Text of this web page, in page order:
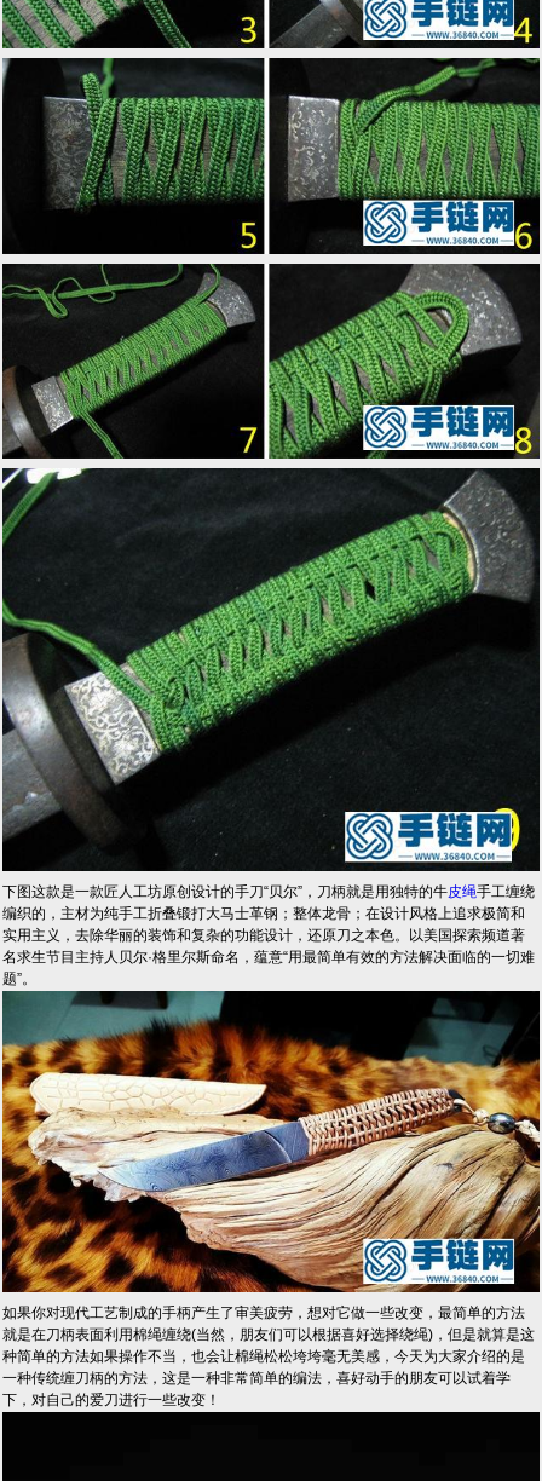
下图这款是一款匠人工坊原创设计的手刀“贝尔”，刀柄就是用独特的牛皮绳手工缠绕
编织的，主材为纯手工折叠锻打大马士革钢；整体龙骨；在设计风格上追求极简和
实用主义，去除华丽的装饰和复杂的功能设计，还原刀之本色。以美国探索频道著
名求生节目主持人贝尔·格里尔斯命名，蕴意“用最简单有效的方法解决面临的一切难
题”。
如果你对现代工艺制成的手柄产生了审美疲劳，想对它做一些改变，最简单的方法
就是在刀柄表面利用棉绳缠绕(当然，朋友们可以根据喜好选择绕绳)，但是就算是这
种简单的方法如果操作不当，也会让棉绳松松垮垮毫无美感，今天为大家介绍的是
一种传统缠刀柄的方法，这是一种非常简单的编法，喜好动手的朋友可以试着学
下，对自己的爱刀进行一些改变！